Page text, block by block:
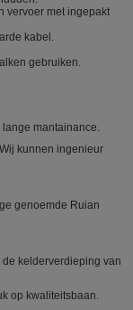
vervoer met ingepakt
kabel.
gebruiken.
mantainance.
kunnen ingenieur
genoemde Ruian
kelderverdieping van
op kwaliteitsbaan.